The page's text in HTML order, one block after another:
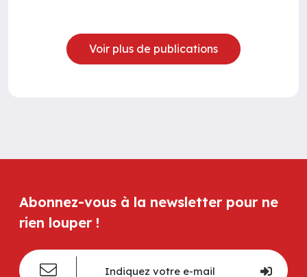
Voir plus de publications
Abonnez-vous à la newsletter pour ne
rien louper !